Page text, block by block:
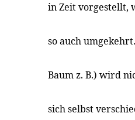
in Zeit vorgestellt,
so auch
Baum z. B.) wird
sich selbst